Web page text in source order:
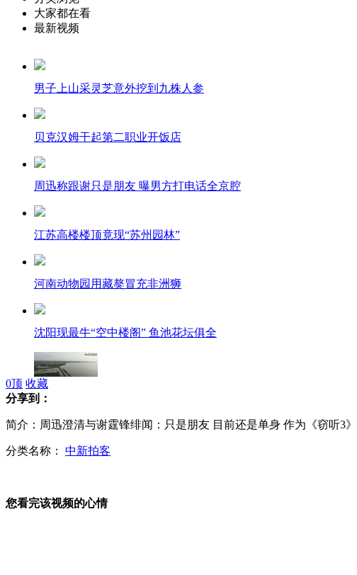
大家都在看
最新视频
男子上山采灵芝意外挖到九株人参
贝克汉姆干起第二职业开饭店
周迅称跟谢只是朋友 曝男方打电话全京腔
江苏高楼楼顶竟现“苏州园林”
河南动物园用藏獒冒充非洲狮
沈阳现最牛“空中楼阁” 鱼池花坛俱全
航拍黑龙江同江:房屋被淹 过水路面超20公里
倒车雷达失灵 母亲撞倒女儿多次碾压
0顶 收藏
分享到：
简介：周迅澄清与谢霆锋绯闻：只是朋友 目前还是单身 作为《窃听3
分类名称： 中新拍客
您看完该视频的心情